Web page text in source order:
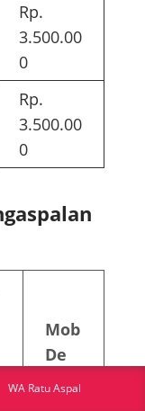
Rp.
3.500.00
0
Rp.
3.500.00
0
Mob
De
mob
WA Ratu Aspal